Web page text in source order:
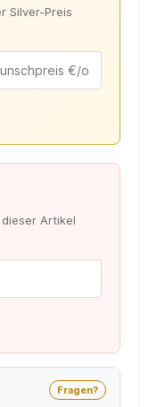
Silver-Preis
Artikel
Fragen?